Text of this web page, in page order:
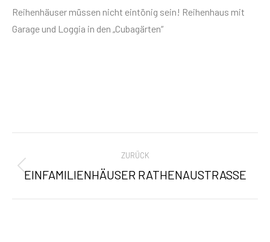
Reihenhäuser müssen nicht eintönig sein! Reihenhaus mit
Garage und Loggia in den „Cubagärten“
NAVIGATION
ZURÜCK
Previous
EINFAMILIENHÄUSER RATHENAUSTRASSE